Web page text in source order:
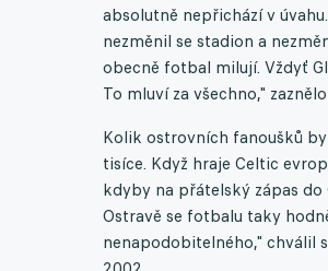
absolutně nepřichází v
nezměnil se stadion a
obecně fotbal milují. Vždyť
To mluví za všechno,"
Kolik ostrovních fanoušků
tisíce. Když hraje Celtic
kdyby na přátelský zápas
Ostravě se fotbalu taky
nenapodobitelného," chválil